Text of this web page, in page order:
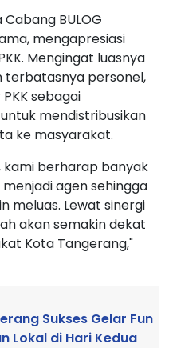
BULOG
mengapresiasi
Mengingat luasnya
terbatasnya personel,
sebagai
mendistribusikan
ke masyarakat.
kami berharap banyak
agen sehingga
meluas. Lewat sinergi
akan semakin dekat
Kota Tangerang,"
Sukses Gelar Fun
Lokal di Hari Kedua